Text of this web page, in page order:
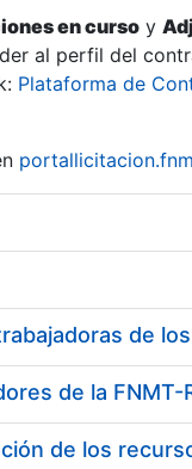
en curso y
al perfil del
Plataforma de